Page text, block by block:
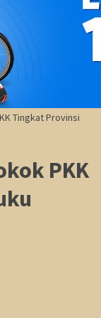
Tingkat Provinsi
PKK